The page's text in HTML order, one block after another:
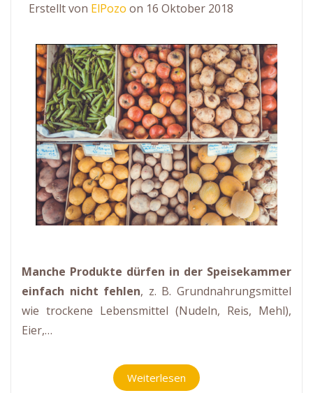
Erstellt von ElPozo on 16 Oktober 2018
Manche Produkte dürfen in der Speisekammer
einfach nicht fehlen, z. B. Grundnahrungsmittel
wie trockene Lebensmittel (Nudeln, Reis, Mehl),
Eier,…
Weiterlesen